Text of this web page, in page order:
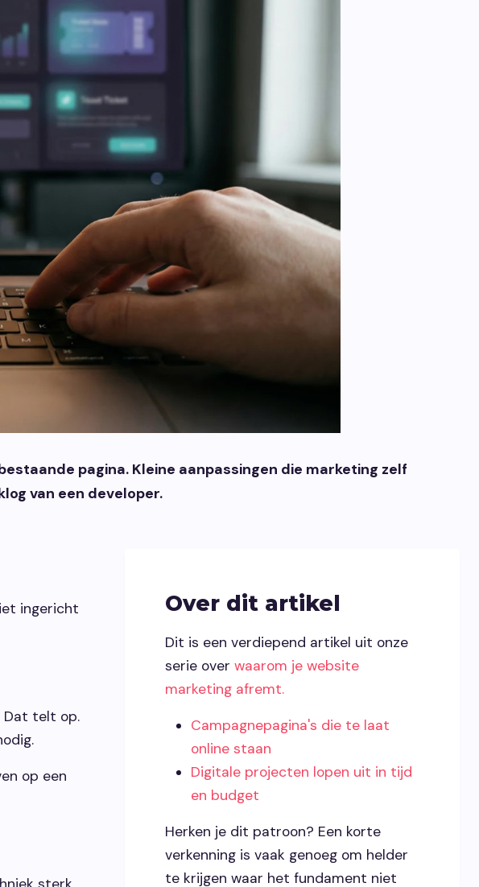
vindbaar maken.
bij jouw
Direct bedrijven herkennen op je
website. Perfect voor Sales!.
pagina. Kleine aanpassingen die marketing zelf
van een developer.
ingericht
Dat telt op.
op een
sterk
Over dit artikel
Dit is een verdiepend artikel uit onze
serie over waarom je website
marketing afremt.
Campagnepagina's die te laat
online staan
Digitale projecten lopen uit in tijd
en budget
Herken je dit patroon? Een korte
verkenning is vaak genoeg om helder
te krijgen waar het fundament niet